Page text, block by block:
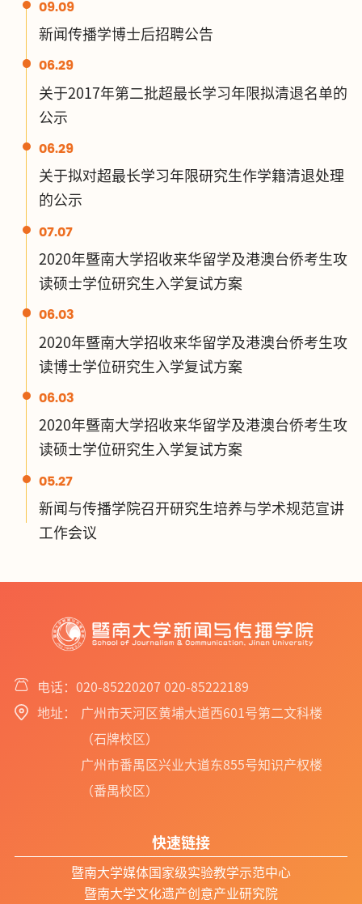
09.09
新闻传播学博士后招聘公告
06.29
关于2017年第二批超最长学习年限拟清退名单的
公示
06.29
关于拟对超最长学习年限研究生作学籍清退处理
的公示
07.07
2020年暨南大学招收来华留学及港澳台侨考生攻
读硕士学位研究生入学复试方案
06.03
2020年暨南大学招收来华留学及港澳台侨考生攻
读博士学位研究生入学复试方案
06.03
2020年暨南大学招收来华留学及港澳台侨考生攻
读硕士学位研究生入学复试方案
05.27
新闻与传播学院召开研究生培养与学术规范宣讲
工作会议
电话：020-85220207 020-85222189
地址：
广州市天河区黄埔大道西601号第二文科楼
（石牌校区）
广州市番禺区兴业大道东855号知识产权楼
（番禺校区）
快速链接
暨南大学媒体国家级实验教学示范中心
暨南大学文化遗产创意产业研究院